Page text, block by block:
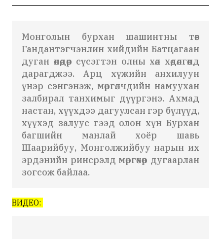
Монголын бурхан шашинтны төв
Гандантэгчэнлин хийдийн Батцагаан
дуган өнөөдөр сүсэгтэн олны хөл хөдөлгөөнд
дарагджээ. Арц хүжийн анхилуун
үнэр сэнгэнэж, мөргөлчдийн намуухан
залбирал танхимыг дүүргэнэ. Ахмад
настан, хүүхдээ дагуулсан гэр бүлүүд,
хүүхэд залуус гээд олон хүн Бурхан
багшийн манлай хоёр шавь
Шаарийбуу, Монголжийбуу нарын их
эрдэнийн ринсрэлд мөргөхөөр дугаарлан
зогсож байлаа.
ВИДЕО: